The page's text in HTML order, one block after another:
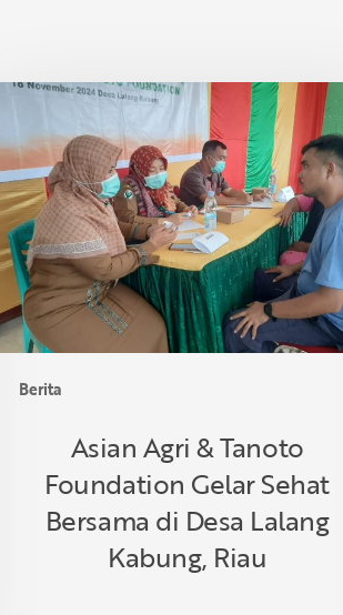
Berita
Asian Agri & Tanoto
Foundation Gelar Sehat
Bersama di Desa Lalang
Kabung, Riau